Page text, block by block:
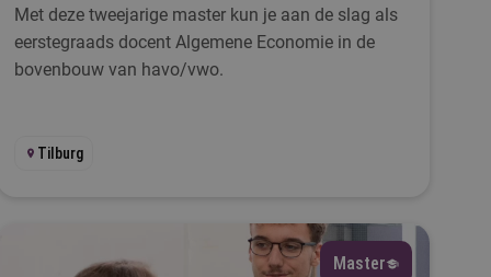
Met deze tweejarige master kun je aan de slag als
eerstegraads docent Algemene Economie in de
bovenbouw van havo/vwo.
Tilburg
Master